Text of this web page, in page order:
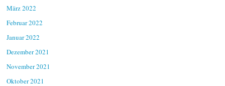
März 2022
Februar 2022
Januar 2022
Dezember 2021
November 2021
Oktober 2021